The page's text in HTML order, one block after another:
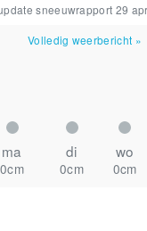
sneeuwrapport 29
Volledig weerbericht »
ma di wo
0cm 0cm 0cm